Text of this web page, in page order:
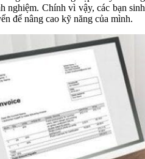
nghiệm. Chính vì vậy, các bạn sinh
để nâng cao kỹ năng của mình.